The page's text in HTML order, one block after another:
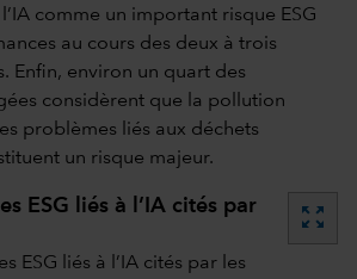
comme un important risque ESG
au cours des deux à trois
Enfin, environ un quart des
considèrent que la pollution
problèmes liés aux déchets
un risque majeur.
ESG liés à l’IA cités par
zoom_out_map